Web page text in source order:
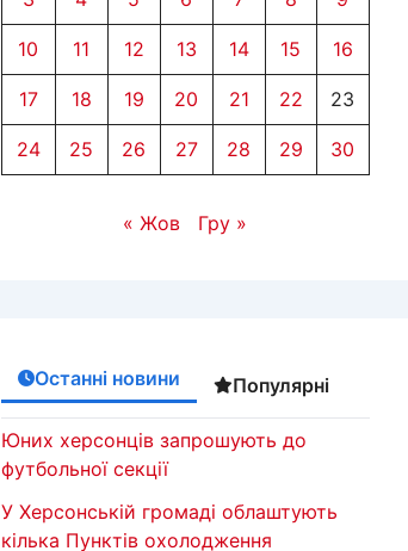
10 11 12 13 14 15 16
17 18 19 20 21 22 23
24 25 26 27 28 29 30
« Жов Гру »
Останні новини Популярні
Юних херсонців запрошують до
футбольної секції
У Херсонській громаді облаштують
кілька Пунктів охолодження